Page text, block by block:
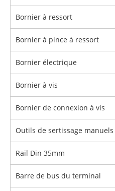
Bornier à ressort
Bornier à pince à ressort
Bornier électrique
Bornier à vis
Bornier de connexion à vis
Outils de sertissage manuels
Rail Din 35mm
Barre de bus du terminal